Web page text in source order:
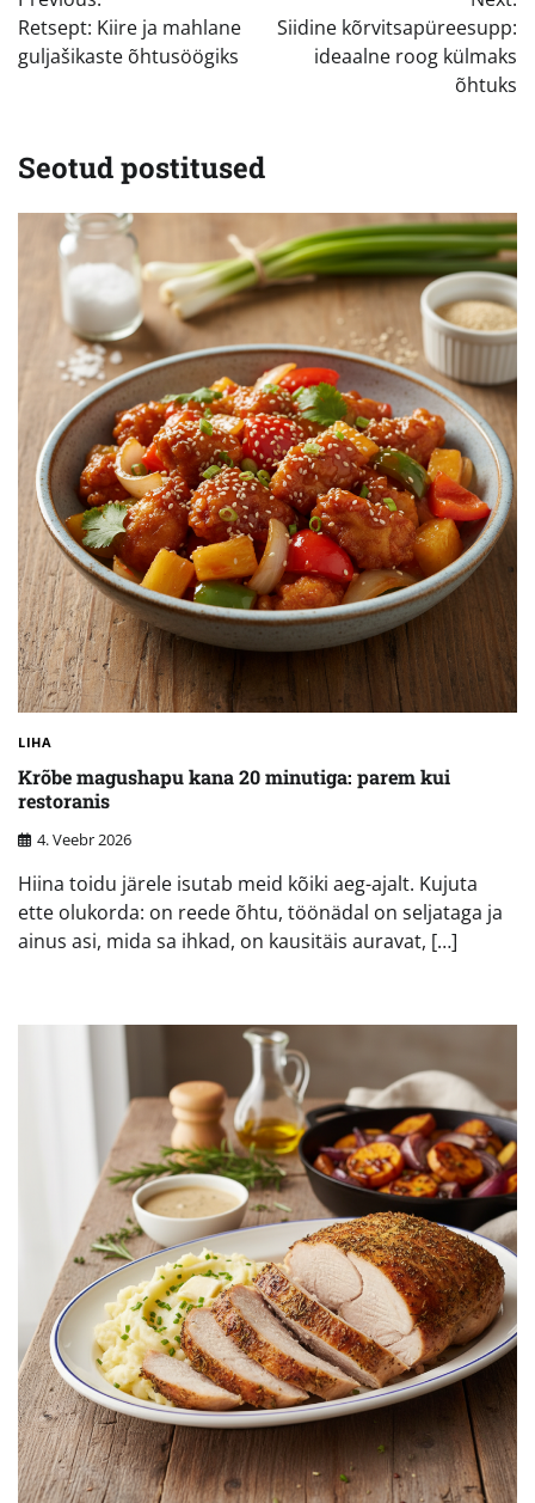
Retsept: Kiire ja mahlane
guljašikaste õhtusöögiks
Siidine kõrvitsapüreesupp:
ideaalne roog külmaks
õhtuks
Seotud postitused
LIHA
Krõbe magushapu kana 20 minutiga: parem kui
restoranis
4. Veebr 2026
Hiina toidu järele isutab meid kõiki aeg-ajalt. Kujuta
ette olukorda: on reede õhtu, töönädal on seljataga ja
ainus asi, mida sa ihkad, on kausitäis auravat, […]